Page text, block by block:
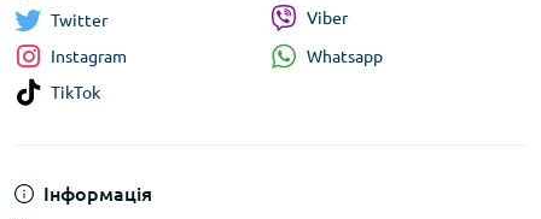
Інформація
Twitter
Instagram
TikTok
Viber
Whatsapp